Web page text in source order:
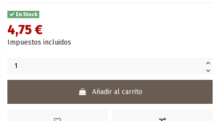
En Stock
4,75 €
Impuestos incluidos
Añadir al carrito